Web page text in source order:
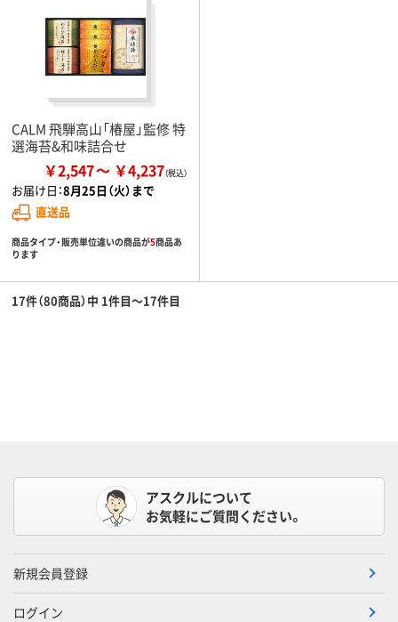
CALM 飛騨高山「椿屋」監修 特
選海苔&和味詰合せ
￥2,547 ￥4,237
お届け日：8月25日（火）まで
直送品
商品タイプ・販売単位違いの商品が5商品あ
ります
17件（80商品）中 1件目～17件目
アスクルについて
お気軽にご質問ください。
新規会員登録
ログイン